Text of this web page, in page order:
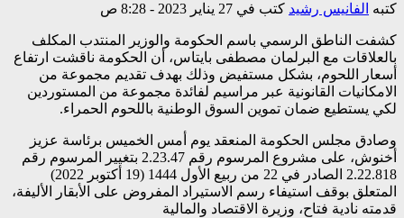
كتبه الفانيس رشيد كتب في 27 يناير 2023 - 8:28 ص
كشفت الناطق الرسمي باسم الحكومة والوزير المنتدب المكلف
بالعلاقات مع البرلمان مصطفى بايتاس، أن الحكومة ناقشت ارتفاع
أسعار اللحوم، بشكل مستفيض وذلك بهدف تقديم مجموعة من
الامكانيات القانونية عبر مراسيم لفائدة مجموعة من المستوردين
لكي يستطيع ضمان تموين السوق الوطنية باللحوم الحمراء.
وصادق مجلس الحكومة المنعقد يوم أمس الخميس برئاسة عزيز
أخنوش، على مشروع المرسوم رقم 2.23.47 بتغيير المرسوم رقم
2.22.818 الصادر في 22 من ربيع الأول 1444 (19 أكتوبر 2022)
المتعلق بوقف استيفاء رسم الاستيراد المفروض على الأبقار الأليفة،
قدمته نادية فتاح، وزيرة الاقتصاد والمالية